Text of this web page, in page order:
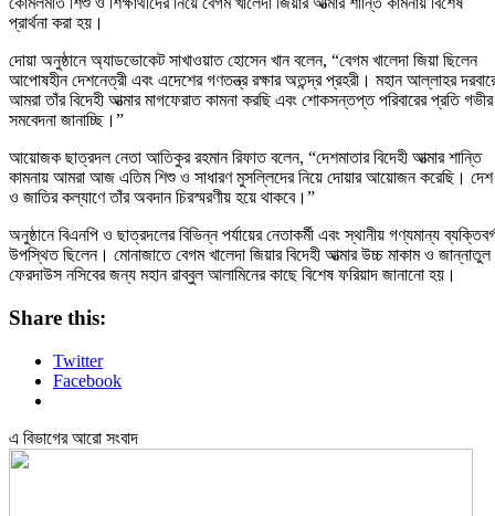
প্রার্থনা করা হয়।
দোয়া অনুষ্ঠানে অ্যাডভোকেট সাখাওয়াত হোসেন খান বলেন, “বেগম খালেদা জিয়া ছিলেন
আপোষহীন দেশনেত্রী এবং এদেশের গণতন্ত্র রক্ষার অতন্দ্র প্রহরী। মহান আল্লাহর
আমরা তাঁর বিদেহী আত্মার মাগফেরাত কামনা করছি এবং শোকসন্তপ্ত পরিবারের প্রতি গভীর
সমবেদনা জানাচ্ছি।”
আয়োজক ছাত্রদল নেতা আতিকুর রহমান রিফাত বলেন, “দেশমাতার বিদেহী আত্মার শান্তি
কামনায় আমরা আজ এতিম শিশু ও সাধারণ মুসল্লিদের নিয়ে দোয়ার আয়োজন করেছি। দেশ
ও জাতির কল্যাণে তাঁর অবদান চিরস্মরণীয় হয়ে থাকবে।”
অনুষ্ঠানে বিএনপি ও ছাত্রদলের বিভিন্ন পর্যায়ের নেতাকর্মী এবং স্থানীয় গণ্যমান্য
উপস্থিত ছিলেন। মোনাজাতে বেগম খালেদা জিয়ার বিদেহী আত্মার উচ্চ মাকাম ও জান্নাতুল
ফেরদাউস নসিবের জন্য মহান রাব্বুল আলামিনের কাছে বিশেষ ফরিয়াদ জানানো হয়।
Share this:
Twitter
Facebook
এ বিভাগের আরো সংবাদ